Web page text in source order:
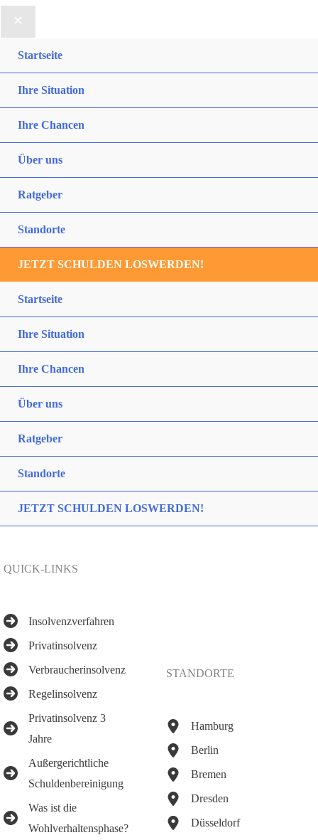
Startseite
Ihre Situation
Ihre Chancen
Über uns
Ratgeber
Standorte
JETZT SCHULDEN LOSWERDEN!
Startseite
Ihre Situation
Ihre Chancen
Über uns
Ratgeber
Standorte
JETZT SCHULDEN LOSWERDEN!
QUICK-LINKS
Insolvenzverfahren
Privatinsolvenz
Verbraucherinsolvenz
Regelinsolvenz
Privatinsolvenz 3
Jahre
Außergerichtliche
Schuldenbereinigung
Was ist die
Wohlverhaltensphase?
STANDORTE
Hamburg
Berlin
Bremen
Dresden
Düsseldorf